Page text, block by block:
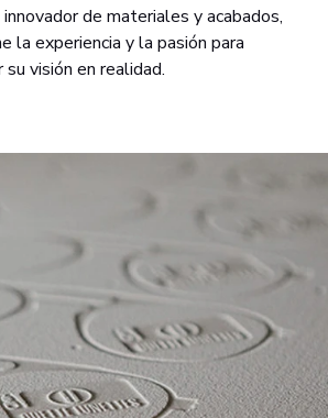
de materiales y acabados,
la experiencia y la pasión para
visión en realidad.